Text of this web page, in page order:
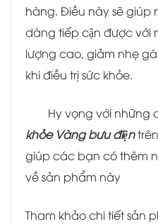
hàng. Điều này sẽ giúp
dàng tiếp cận được với
lượng cao, giảm nhẹ
khi điều trị sức khỏe.
Hy vọng với những
khỏe Vàng bưu điện
giúp các bạn có thêm
về sản phẩm này
Tham khảo chi tiết sản